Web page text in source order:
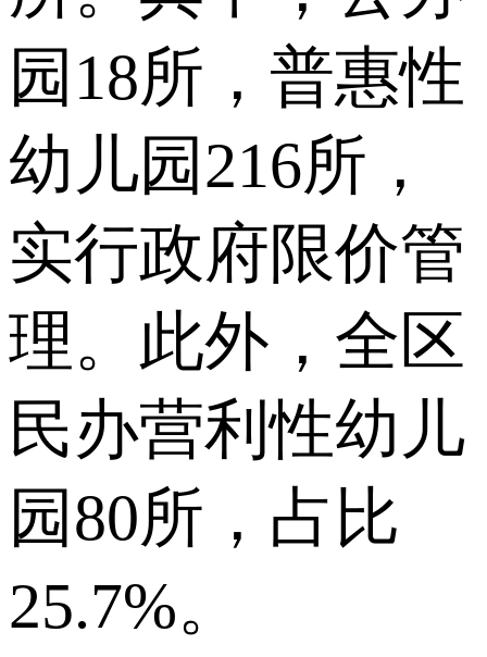
园18所，普惠性
幼儿园216所，
实行政府限价管
理。此外，全区
民办营利性幼儿
园80所，占比
25.7%。